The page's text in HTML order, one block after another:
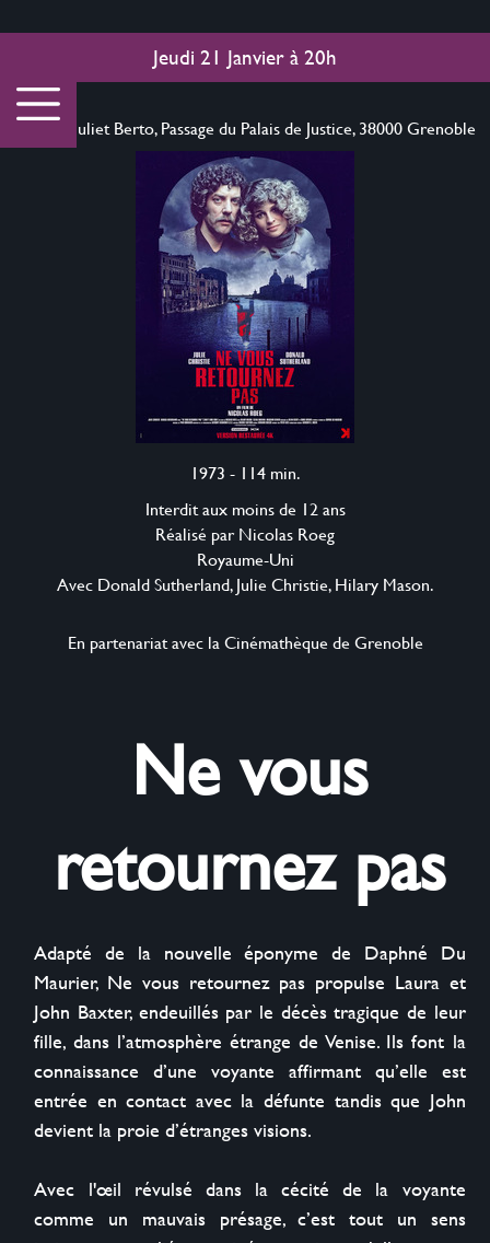
Jeudi 21 Janvierà20h
Cinéma Juliet Berto, Passage du Palais de Justice, 38000 Grenoble
1973 - 114 min.
Interdit aux moins de 12 ans
Réalisé par Nicolas Roeg
Royaume-Uni
Avec Donald Sutherland, Julie Christie, Hilary Mason.
En partenariat avec la Cinémathèque de Grenoble
Ne vous
retournez pas
Adapté de la nouvelle éponyme de Daphné Du
Maurier, Ne vous retournez pas propulse Laura et
John Baxter, endeuillés par le décès tragique de leur
fille, dans l’atmosphère étrange de Venise. Ils font la
connaissance d’une voyante affirmant qu’elle est
entrée en contact avec la défunte tandis que John
devient la proie d’étranges visions.
Avec l'œil révulsé dans la cécité de la voyante
comme un mauvais présage, c’est tout un sens